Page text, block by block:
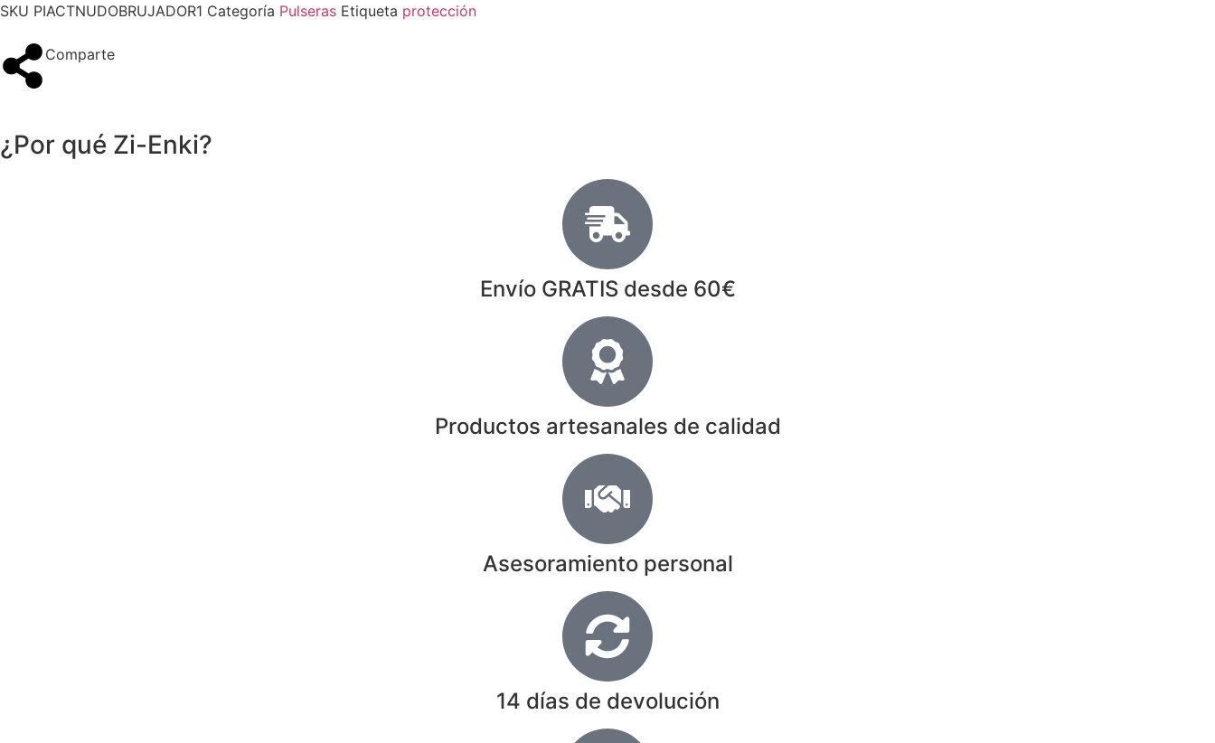
SKU PIACTNUDOBRUJADOR1 Categoría Pulseras Etiqueta protección
Comparte
¿Por qué Zi-Enki?
Envío GRATIS desde 60€
Productos artesanales de calidad
Asesoramiento personal
14 días de devolución